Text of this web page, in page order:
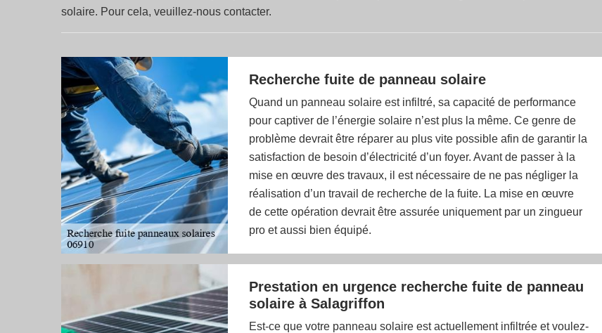
solaire. Pour cela, veuillez-nous contacter.
Recherche fuite de panneau solaire
Quand un panneau solaire est infiltré, sa capacité de performance
pour captiver de l’énergie solaire n’est plus la même. Ce genre de
problème devrait être réparer au plus vite possible afin de garantir la
satisfaction de besoin d’électricité d’un foyer. Avant de passer à la
mise en œuvre des travaux, il est nécessaire de ne pas négliger la
réalisation d’un travail de recherche de la fuite. La mise en œuvre
de cette opération devrait être assurée uniquement par un zingueur
pro et aussi bien équipé.
Prestation en urgence recherche fuite de panneau
solaire à Salagriffon
Est-ce que votre panneau solaire est actuellement infiltrée et voulez-